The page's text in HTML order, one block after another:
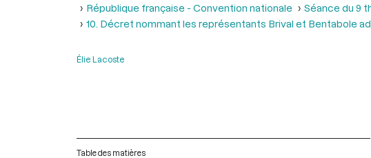
République française - Convention nationale
Séance du 9
10. Décret nommant les représentants Brival et Bentabole
Élie Lacoste
Table des matières